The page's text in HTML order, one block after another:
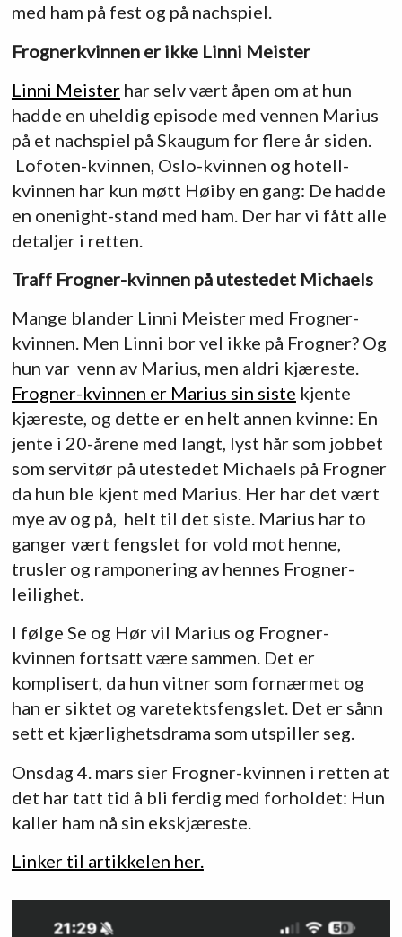
med ham på fest og på nachspiel.
Frognerkvinnen er ikke Linni Meister
Linni Meisterhar selv vært åpen om at hun
hadde en uheldig episode med vennen Marius
på et nachspiel på Skaugum for flere år siden.
Lofoten-kvinnen, Oslo-kvinnen og hotell-
kvinnen har kun møtt Høiby en gang: De hadde
en onenight-stand med ham. Der har vi fått alle
detaljer i retten.
Traff Frogner-kvinnen på utestedet Michaels
Mange blander Linni Meister med Frogner-
kvinnen. Men Linni bor vel ikke på Frogner? Og
hun var venn av Marius, men aldri kjæreste.
Frogner-kvinnen er Marius sin siste kjente
kjæreste, og dette er en helt annen kvinne: En
jente i 20-årene med langt, lyst hår som jobbet
som servitør på utestedet Michaels på Frogner
da hun ble kjent med Marius. Her har det vært
mye av og på, helt til det siste. Marius har to
ganger vært fengslet for vold mot henne,
trusler og ramponering av hennes Frogner-
leilighet.
I følge Se og Hør vil Marius og Frogner-
kvinnen fortsatt være sammen. Det er
komplisert, da hun vitner som fornærmet og
han er siktet og varetektsfengslet. Det er sånn
sett et kjærlighetsdrama som utspiller seg.
Onsdag 4. mars sier Frogner-kvinnen i retten at
det har tatt tid å bli ferdig med forholdet: Hun
kaller ham nå sin ekskjæreste.
Linker til artikkelen her.